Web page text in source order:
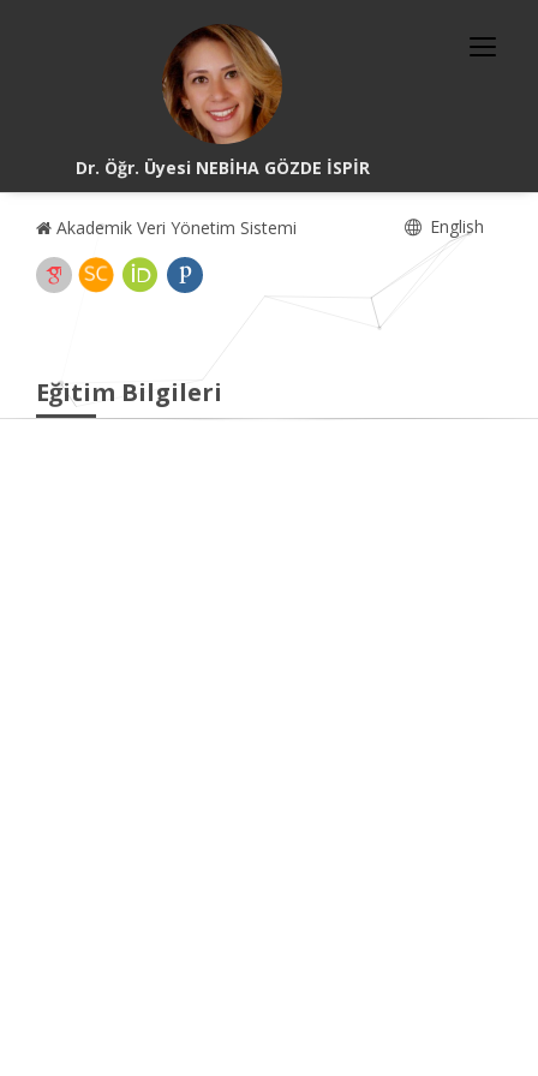
Dr. Öğr. Üyesi NEBİHA GÖZDE İSPİR
Akademik Veri Yönetim Sistemi English
Eğitim Bilgileri